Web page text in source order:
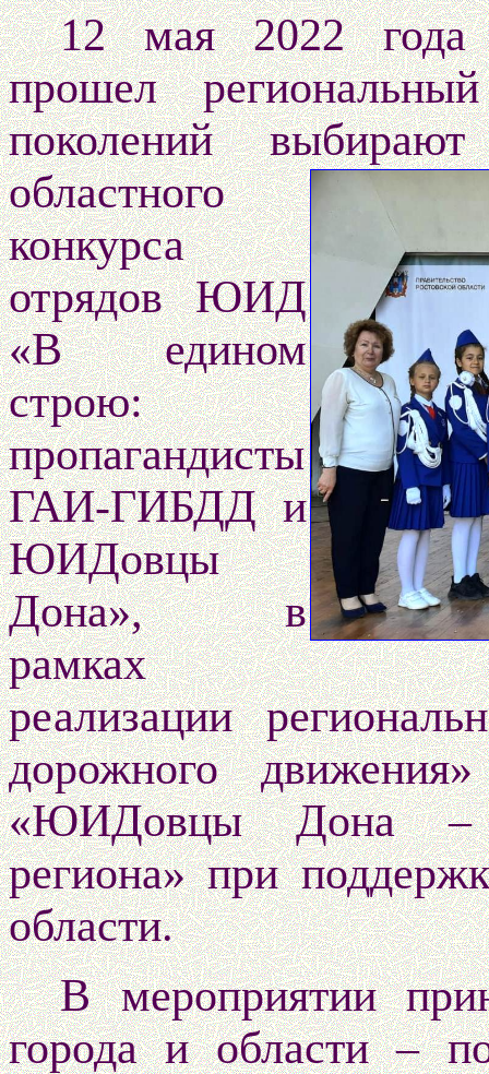
12 мая 2022 года
прошел
поколений
областного
конкурса
отрядов ЮИД
«В едином
строю:
пропагандисты
ГАИ-ГИБДД и
ЮИДовцы
Дона», в
рамках
реализации
дорожного
«ЮИДовцы Дона –
региона» при
области.
В мероприятии
города и области –